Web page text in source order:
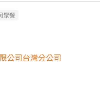
聚餐
公司台灣分公司